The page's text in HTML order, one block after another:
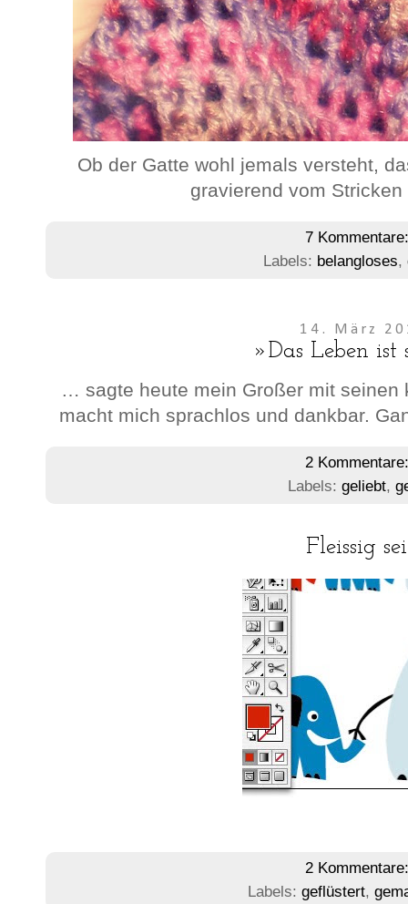
Ob der Gatte wohl jemals versteht,
gravierend vom
7
Labels: belangloses,
14. März
»Das Leben ist
… sagte heute mein Großer mit seinen
macht mich sprachlos und dankbar.
2
Labels: geliebt,
Fleissig
2
Labels:geflüstert,